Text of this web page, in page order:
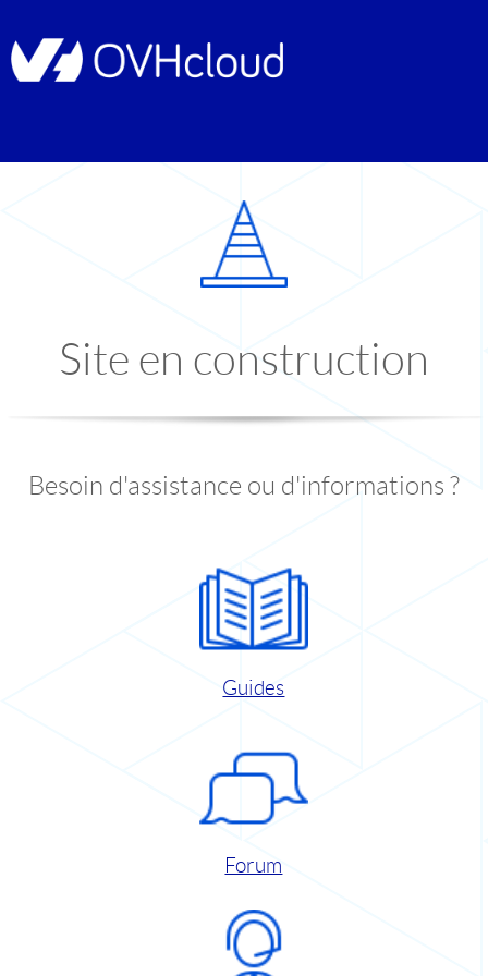
Site en construction
Besoin d'assistance ou d'informations ?
Guides
Forum